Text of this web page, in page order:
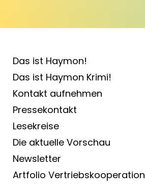
Das ist Haymon!
Das ist Haymon Krimi!
Kontakt aufnehmen
Pressekontakt
Lesekreise
Die aktuelle Vorschau
Newsletter
Artfolio Vertriebs­kooperation